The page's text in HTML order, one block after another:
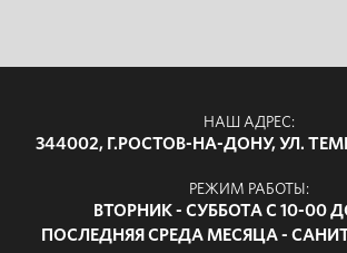
НАШ АДРЕС:
344002, Г.РОСТОВ-НА-ДОНУ, УЛ.
РЕЖИМ РАБОТЫ:
ВТОРНИК - СУББОТА С 10-00
ПОСЛЕДНЯЯ СРЕДА МЕСЯЦА -